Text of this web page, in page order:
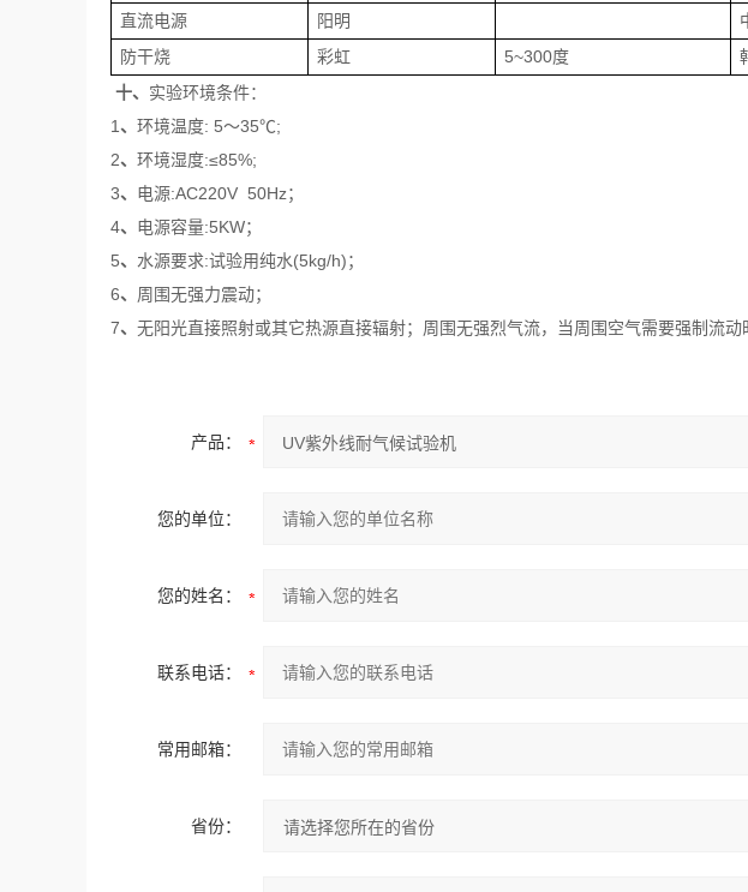
直流电源
阳明
防干烧
彩虹 5~300度
十、 实验环境条件：
1、 环境温度: 5～35℃;
2、 环境湿度:≤85%;
3、 电源:AC220V 50Hz；
4、 电源容量:5KW；
5、 水源要求:试验用纯水(5kg/h)；
6、 周围无强力震动；
7、 无阳光直接照射或其它热源直接辐射；周围无强烈气流，当周围空气需要强制流动
产品：
您的单位：
您的姓名：
联系电话：
常用邮箱：
省份：